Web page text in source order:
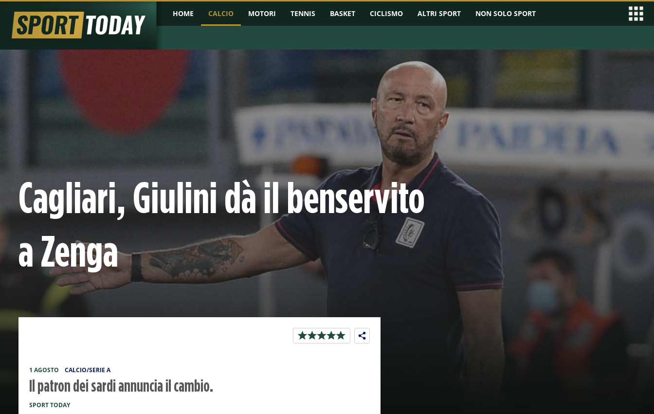
HOME CALCIO MOTORI TENNIS BASKET CICLISMO ALTRI SPORT NON SOLO SPORT
CONFERENCE LEAGUE
Cagliari, Giulini dà il benservito
a Zenga
1 AGOSTO CALCIO/SERIE A
Il patron dei sardi annuncia il cambio.
SPORT TODAY